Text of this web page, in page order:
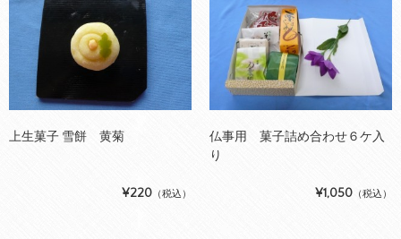
上生菓子 雪餅 黄菊
¥220 （税込）
仏事用 菓子詰め合わせ６ケ入
り
¥1,050 （税込）